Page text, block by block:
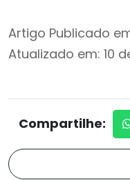
Artigo Publicado
Atualizado em: 10
Compartilhe: